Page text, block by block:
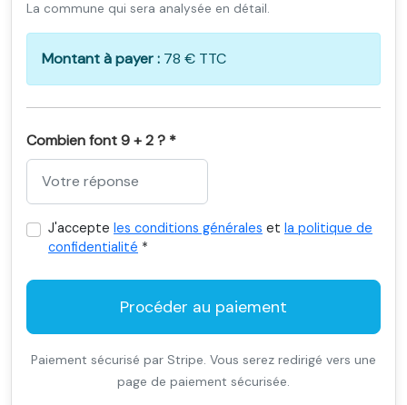
La commune qui sera analysée en détail.
Montant à payer : 78 € TTC
Combien font 9 + 2 ? *
J'accepte les conditions générales et la politique de
confidentialité *
Procéder au paiement
Paiement sécurisé par Stripe. Vous serez redirigé vers une
page de paiement sécurisée.